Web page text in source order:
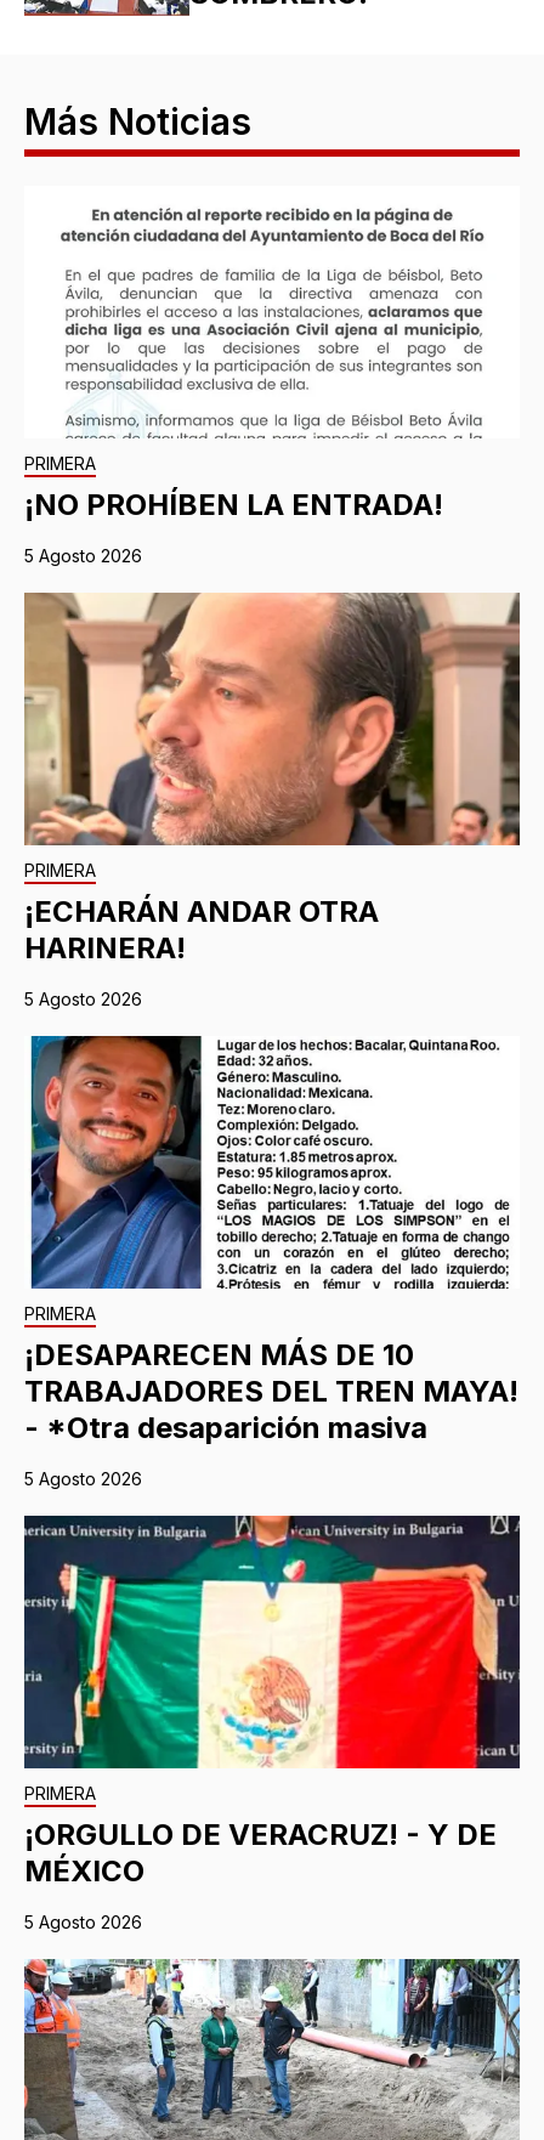
Más Noticias
PRIMERA
¡NO PROHÍBEN LA ENTRADA!
5 Agosto 2026
PRIMERA
¡ECHARÁN ANDAR OTRA
HARINERA!
5 Agosto 2026
PRIMERA
¡DESAPARECEN MÁS DE 10
TRABAJADORES DEL TREN MAYA!
- *Otra desaparición masiva
5 Agosto 2026
PRIMERA
¡ORGULLO DE VERACRUZ! - Y DE
MÉXICO
5 Agosto 2026